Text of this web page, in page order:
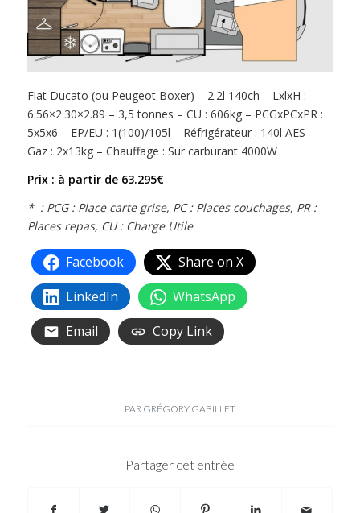
Fiat Ducato (ou Peugeot Boxer) – 2.2l 140ch – LxlxH :
6.56×2.30×2.89 – 3,5 tonnes – CU : 606kg – PCGxPCxPR :
5x5x6 – EP/EU : 1(100)/105l – Réfrigérateur : 140l AES –
Gaz : 2x13kg – Chauffage : Sur carburant 4000W
Prix : à partir de 63.295€
* : PCG : Place carte grise, PC : Places couchages, PR :
Places repas, CU : Charge Utile
Facebook
Share on X
LinkedIn
WhatsApp
Email
Copy Link
PAR GRÉGORY GABILLET
Partager cet entrée